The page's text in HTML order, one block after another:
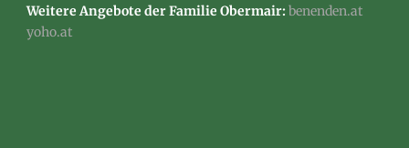
Weitere Angebote der Familie Obermair:benenden.at
yoho.at